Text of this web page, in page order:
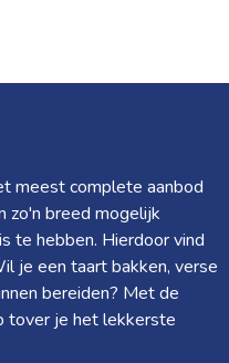
meest complete aanbod
zo'n breed mogelijk
te hebben. Hierdoor vind
je een taart bakken, verse
bereiden? Met de
tover je het lekkerste